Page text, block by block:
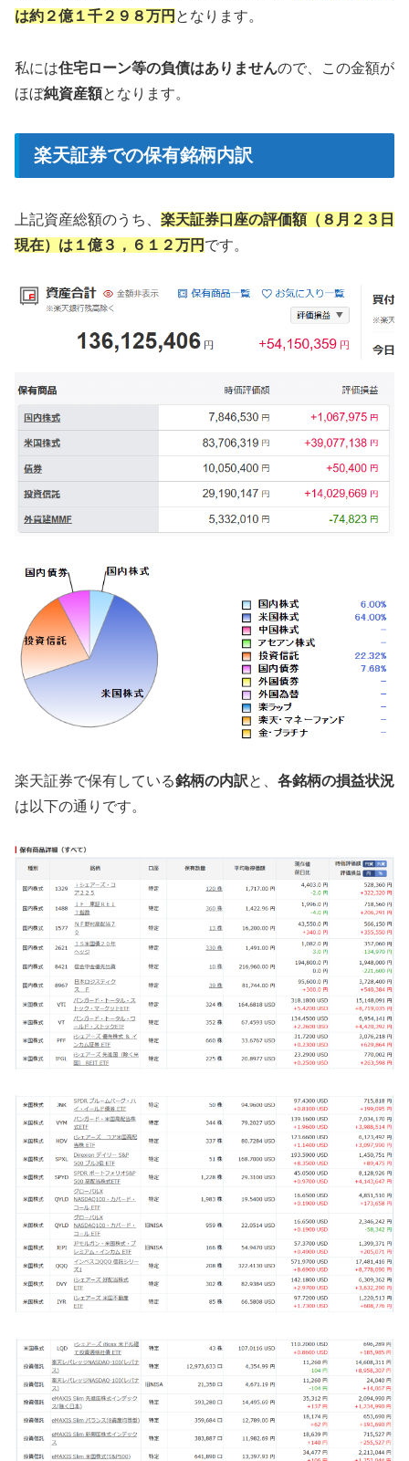
は約２億１千２９８万円 となります。
私には住宅ローン等の負債はありませんので、この金額が
ほぼ純資産額となります。
楽天証券での保有銘柄内訳
上記資産総額のうち、 楽天証券口座の評価額（８月２３日
現在）は１億３，６１２万円 です。
楽天証券で保有している銘柄の内訳と、 各銘柄の損益状況
は以下の通りです。